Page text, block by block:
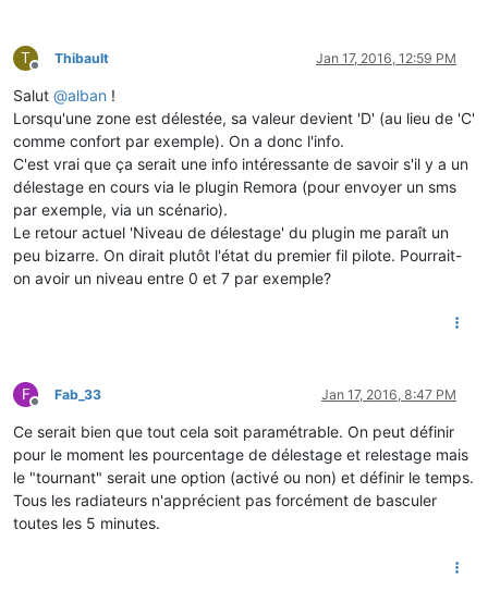
T
Offline
Thibault Jan 17, 2016, 12:59 PM
Salut @alban !
Lorsqu'une zone est délestée, sa valeur devient 'D' (au lieu de 'C'
comme confort par exemple). On a donc l'info.
C'est vrai que ça serait une info intéressante de savoir s'il y a un
délestage en cours via le plugin Remora (pour envoyer un sms
par exemple, via un scénario).
Le retour actuel 'Niveau de délestage' du plugin me paraît un
peu bizarre. On dirait plutôt l'état du premier fil pilote. Pourrait-
on avoir un niveau entre 0 et 7 par exemple?
F
Offline
Fab_33 Jan 17, 2016, 8:47 PM
Ce serait bien que tout cela soit paramétrable. On peut définir
pour le moment les pourcentage de délestage et relestage mais
le "tournant" serait une option (activé ou non) et définir le temps.
Tous les radiateurs n'apprécient pas forcément de basculer
toutes les 5 minutes.